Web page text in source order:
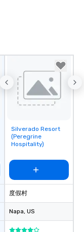
immediate seating
What’s more, your
a special warm
from the restaurant
be printed featuring
For added ease, we
transportation pick-
for groups that
experience, we can
an evening helicopter
glittering lights of The
to gather and dine
Removed from
favorites
Silverado Resort
(Peregrine
Hospitality)
度假村
Napa, US